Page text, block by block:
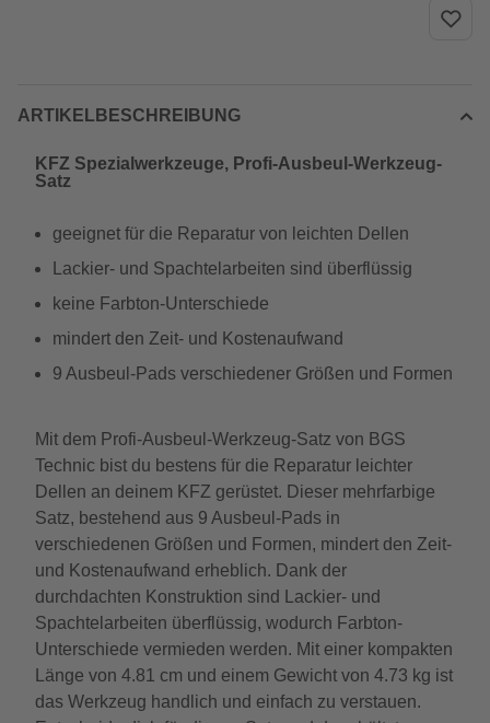
ARTIKELBESCHREIBUNG
KFZ Spezialwerkzeuge, Profi-Ausbeul-Werkzeug-
Satz
geeignet für die Reparatur von leichten Dellen
Lackier- und Spachtelarbeiten sind überflüssig
keine Farbton-Unterschiede
mindert den Zeit- und Kostenaufwand
9 Ausbeul-Pads verschiedener Größen und Formen
Mit dem Profi-Ausbeul-Werkzeug-Satz von BGS
Technic bist du bestens für die Reparatur leichter
Dellen an deinem KFZ gerüstet. Dieser mehrfarbige
Satz, bestehend aus 9 Ausbeul-Pads in
verschiedenen Größen und Formen, mindert den Zeit-
und Kostenaufwand erheblich. Dank der
durchdachten Konstruktion sind Lackier- und
Spachtelarbeiten überflüssig, wodurch Farbton-
Unterschiede vermieden werden. Mit einer kompakten
Länge von 4.81 cm und einem Gewicht von 4.73 kg ist
das Werkzeug handlich und einfach zu verstauen.